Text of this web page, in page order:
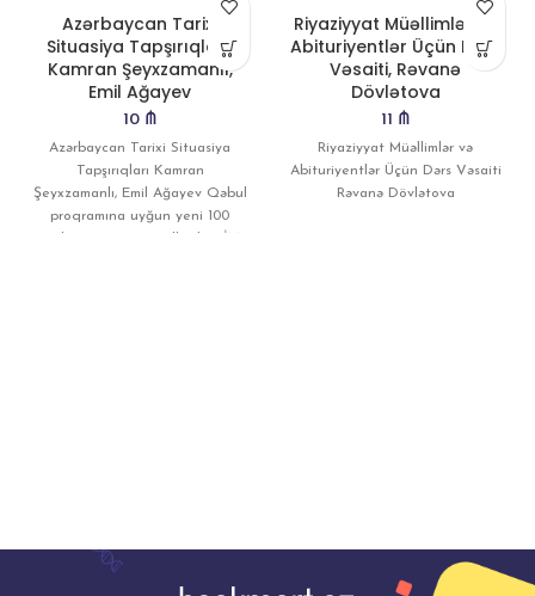
Azərbaycan Tarixi
Situasiya Tapşırıqları,
Kamran Şeyxzamanlı,
Emil Ağayev
10 ₼
Azərbaycan Tarixi Situasiya
Tapşırıqları Kamran
Şeyxzamanlı, Emil Ağayev Qəbul
proqramına uyğun yeni 100
Riyaziyyat Müəllimlər və
Abituriyentlər Üçün Dərs
Vəsaiti, Rəvanə
Dövlətova
11 ₼
Riyaziyyat Müəllimlər və
Abituriyentlər Üçün Dərs Vəsaiti
Rəvanə Dövlətova